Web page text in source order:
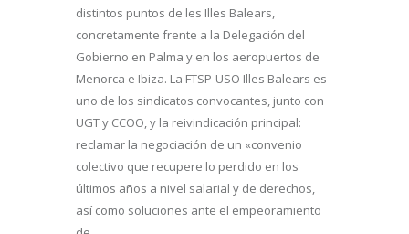
distintos puntos de les Illes Balears,
concretamente frente a la Delegación del
Gobierno en Palma y en los aeropuertos de
Menorca e Ibiza. La FTSP-USO Illes Balears es
uno de los sindicatos convocantes, junto con
UGT y CCOO, y la reivindicación principal:
reclamar la negociación de un «convenio
colectivo que recupere lo perdido en los
últimos años a nivel salarial y de derechos,
así como soluciones ante el empeoramiento